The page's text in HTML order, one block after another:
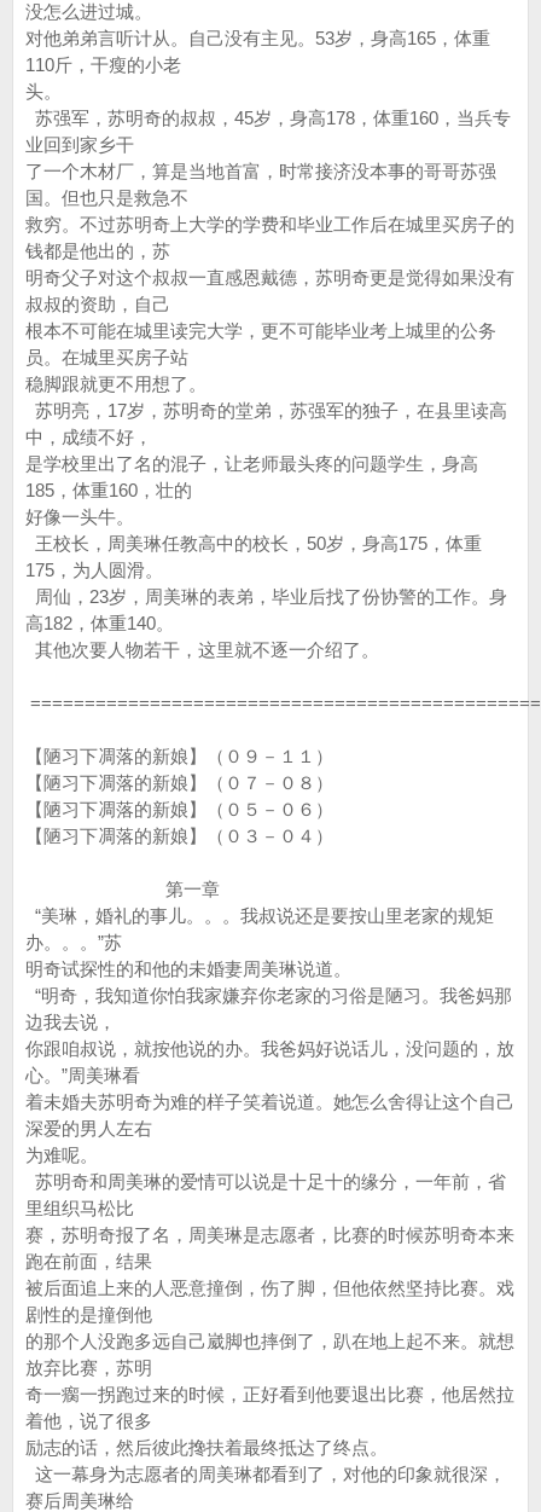
没怎么进过城。
对他弟弟言听计从。自己没有主见。53岁，身高165，体重
110斤，干瘦的小老
头。
苏强军，苏明奇的叔叔，45岁，身高178，体重160，当兵专
业回到家乡干
了一个木材厂，算是当地首富，时常接济没本事的哥哥苏强
国。但也只是救急不
救穷。不过苏明奇上大学的学费和毕业工作后在城里买房子的
钱都是他出的，苏
明奇父子对这个叔叔一直感恩戴德，苏明奇更是觉得如果没有
叔叔的资助，自己
根本不可能在城里读完大学，更不可能毕业考上城里的公务
员。在城里买房子站
稳脚跟就更不用想了。
苏明亮，17岁，苏明奇的堂弟，苏强军的独子，在县里读高
中，成绩不好，
是学校里出了名的混子，让老师最头疼的问题学生，身高
185，体重160，壮的
好像一头牛。
王校长，周美琳任教高中的校长，50岁，身高175，体重
175，为人圆滑。
周仙，23岁，周美琳的表弟，毕业后找了份协警的工作。身
高182，体重140。
其他次要人物若干，这里就不逐一介绍了。
【陋习下凋落的新娘】（０９－１１）
【陋习下凋落的新娘】（０７－０８）
【陋习下凋落的新娘】（０５－０６）
【陋习下凋落的新娘】（０３－０４）
第一章
“美琳，婚礼的事儿。。。我叔说还是要按山里老家的规矩
办。。。”苏
明奇试探性的和他的未婚妻周美琳说道。
“明奇，我知道你怕我家嫌弃你老家的习俗是陋习。我爸妈那
边我去说，
你跟咱叔说，就按他说的办。我爸妈好说话儿，没问题的，放
心。”周美琳看
着未婚夫苏明奇为难的样子笑着说道。她怎么舍得让这个自己
深爱的男人左右
为难呢。
苏明奇和周美琳的爱情可以说是十足十的缘分，一年前，省
里组织马松比
赛，苏明奇报了名，周美琳是志愿者，比赛的时候苏明奇本来
跑在前面，结果
被后面追上来的人恶意撞倒，伤了脚，但他依然坚持比赛。戏
剧性的是撞倒他
的那个人没跑多远自己崴脚也摔倒了，趴在地上起不来。就想
放弃比赛，苏明
奇一瘸一拐跑过来的时候，正好看到他要退出比赛，他居然拉
着他，说了很多
励志的话，然后彼此搀扶着最终抵达了终点。
这一幕身为志愿者的周美琳都看到了，对他的印象就很深，
赛后周美琳给